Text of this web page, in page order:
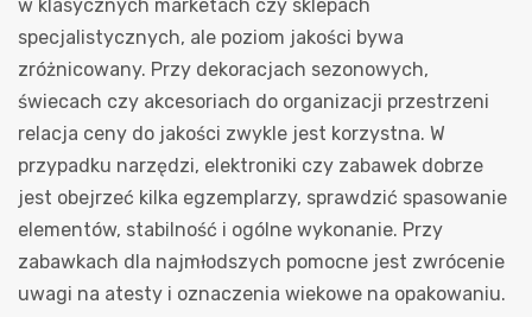
w klasycznych marketach czy sklepach
specjalistycznych, ale poziom jakości bywa
zróżnicowany. Przy dekoracjach sezonowych,
świecach czy akcesoriach do organizacji przestrzeni
relacja ceny do jakości zwykle jest korzystna. W
przypadku narzędzi, elektroniki czy zabawek dobrze
jest obejrzeć kilka egzemplarzy, sprawdzić spasowanie
elementów, stabilność i ogólne wykonanie. Przy
zabawkach dla najmłodszych pomocne jest zwrócenie
uwagi na atesty i oznaczenia wiekowe na opakowaniu.